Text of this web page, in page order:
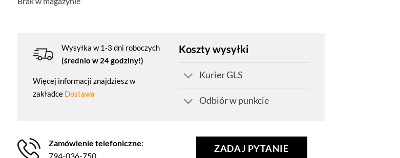
Wysyłka w 1-3 dni roboczych
(średnio w 24 godziny!)
Więcej informacji znajdziesz w
zakładce Dostawa
Koszty wysyłki
Kurier GLS
Odbiór w punkcie
Zamówienie telefoniczne:
794-036-750
ZADAJ PYTANIE